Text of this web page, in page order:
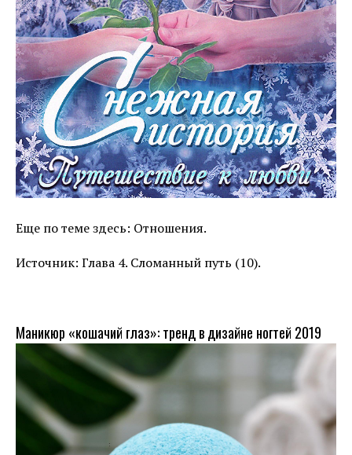
Еще по теме здесь: Отношения.
Источник: Глава 4. Сломанный путь (10).
Маникюр «кошачий глаз»: тренд в дизайне ногтей 2019